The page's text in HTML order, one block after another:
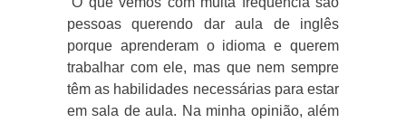
pessoas querendo dar aula de inglês
porque aprenderam o idioma e querem
trabalhar com ele, mas que nem sempre
têm as habilidades necessárias para estar
em sala de aula. Na minha opinião, além